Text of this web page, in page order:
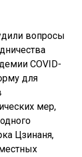
вопросы
COVID-
для
мер,
Цзинаня,